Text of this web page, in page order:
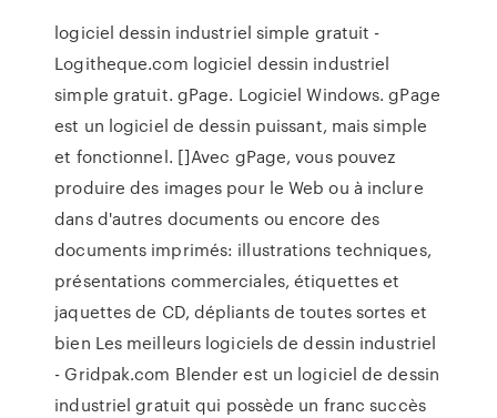
logiciel dessin industriel simple gratuit -
Logitheque.com logiciel dessin industriel
simple gratuit. gPage. Logiciel Windows. gPage
est un logiciel de dessin puissant, mais simple
et fonctionnel. []Avec gPage, vous pouvez
produire des images pour le Web ou à inclure
dans d'autres documents ou encore des
documents imprimés: illustrations techniques,
présentations commerciales, étiquettes et
jaquettes de CD, dépliants de toutes sortes et
bien Les meilleurs logiciels de dessin industriel
- Gridpak.com Blender est un logiciel de dessin
industriel gratuit qui possède un franc succès